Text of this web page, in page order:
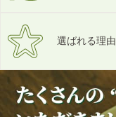
選ばれる理由